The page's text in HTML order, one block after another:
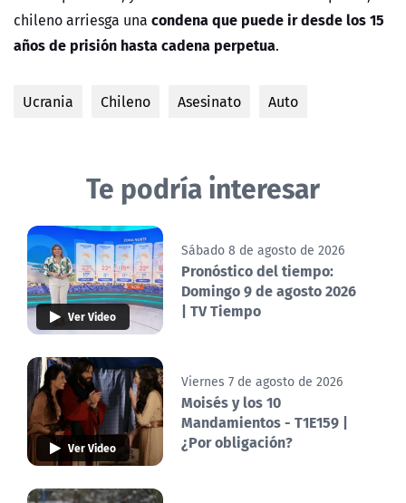
chileno arriesga una condena que puede ir desde los 15
años de prisión hasta cadena perpetua.
Ucrania Chileno Asesinato Auto
Te podría interesar
Ver Video
Sábado 8 de agosto de 2026
Pronóstico del tiempo:
Domingo 9 de agosto 2026
| TV Tiempo
Ver Video
Viernes 7 de agosto de 2026
Moisés y los 10
Mandamientos - T1E159 |
¿Por obligación?